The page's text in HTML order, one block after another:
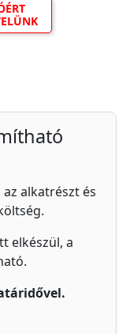
alkatrészt és
elkészül, a